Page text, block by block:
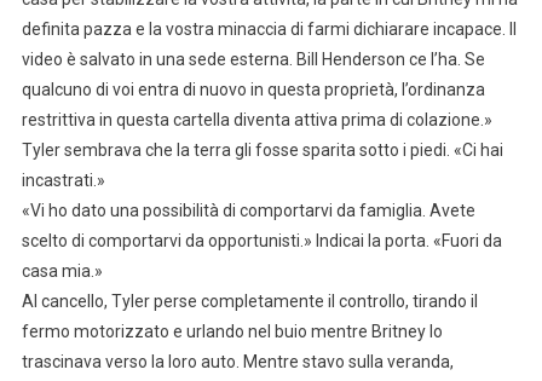
definita pazza e la vostra minaccia di farmi dichiarare incapace. Il
video è salvato in una sede esterna. Bill Henderson ce l’ha. Se
qualcuno di voi entra di nuovo in questa proprietà, l’ordinanza
restrittiva in questa cartella diventa attiva prima di colazione.»
Tyler sembrava che la terra gli fosse sparita sotto i piedi. «Ci hai
incastrati.»
«Vi ho dato una possibilità di comportarvi da famiglia. Avete
scelto di comportarvi da opportunisti.» Indicai la porta. «Fuori da
casa mia.»
Al cancello, Tyler perse completamente il controllo, tirando il
fermo motorizzato e urlando nel buio mentre Britney lo
trascinava verso la loro auto. Mentre stavo sulla veranda,